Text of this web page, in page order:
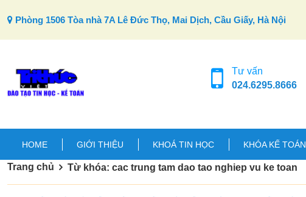
Phòng 1506 Tòa nhà 7A Lê Đức Thọ, Mai Dịch, Cầu Giấy, Hà Nội
Tư vấn
024.6295.8666
HOME GIỚI THIỆU KHOÁ TIN HỌC KHÓA KẾ TOÁN
Trang chủ Từ khóa: cac trung tam dao tao nghiep vu ke toan